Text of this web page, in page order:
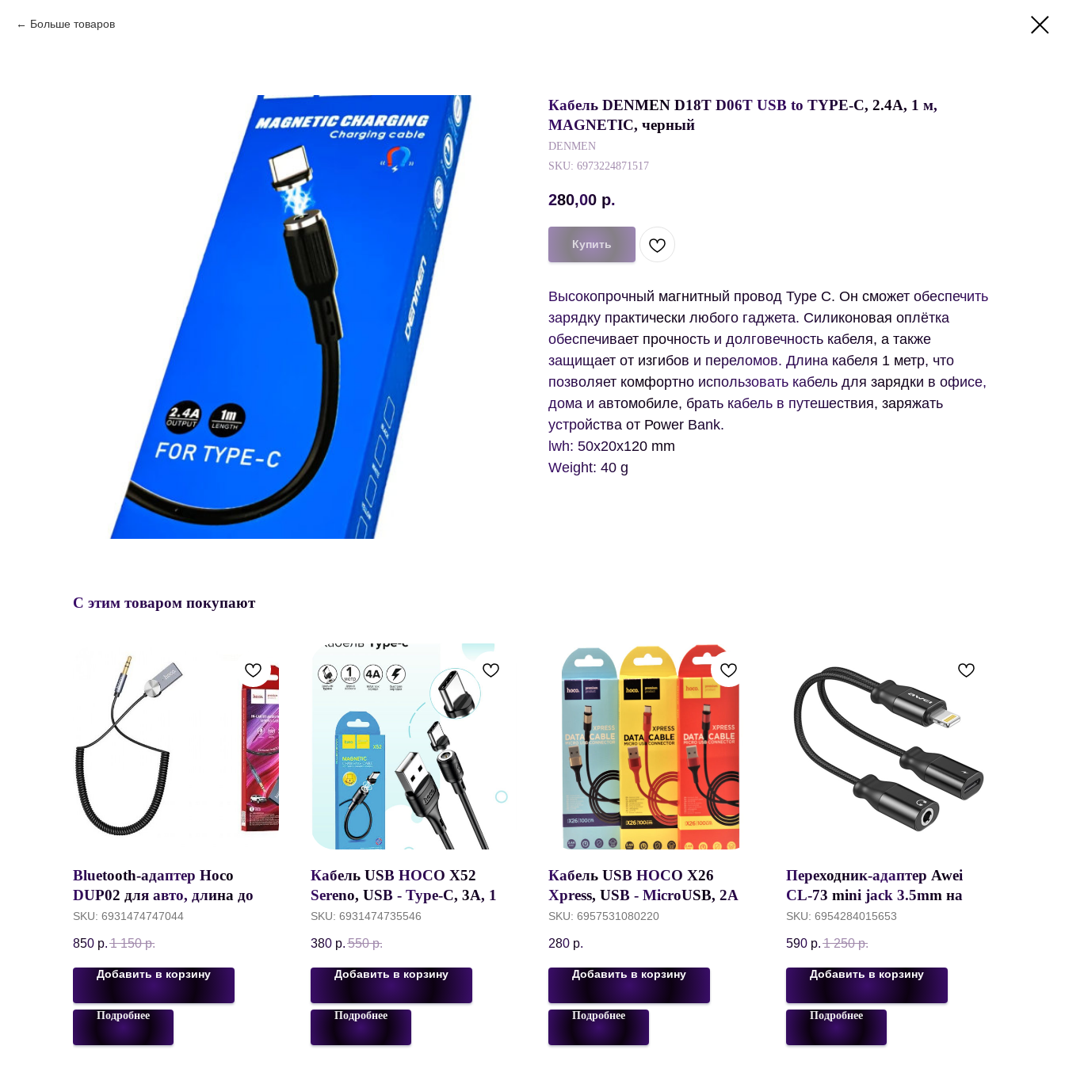
Больше товаров
Кабель DENMEN D18T D06T USB to TYPE-C, 2.4A, 1 м,
MAGNETIC, черный
DENMEN
SKU: 6973224871517
280,00 р.
Купить
Высокопрочный магнитный провод Type C. Он сможет обеспечить
зарядку практически любого гаджета. Силиконовая оплётка
обеспечивает прочность и долговечность кабеля, а также
защищает от изгибов и переломов. Длина кабеля 1 метр, что
позволяет комфортно использовать кабель для зарядки в офисе,
дома и автомобиле, брать кабель в путешествия, заряжать
устройства от Роwer Bank.
lwh: 50x20x120 mm
Weight: 40 g
С этим товаром покупают
Bluetooth-адаптер Hoco
DUP02 для авто, длина до 1,5
метра, черно-серый
SKU: 6931474747044
850 р. 1 150 р.
Добавить в корзину
Подробнее
Кабель USB HOCO X52
Sereno, USB - Type-C, 3А, 1 м,
черный, с магнитным
выходом
SKU: 6931474735546
380 р. 550 р.
Добавить в корзину
Подробнее
Кабель USB HOCO X26
Xpress, USB - MicroUSB, 2А, 1
м, черный+красный
SKU: 6957531080220
280 р.
Добавить в корзину
Подробнее
Переходник-адаптер Awei
CL-73 mini jack 3.5mm на
Apple lightning (iPhone, iPad),
Черный
SKU: 6954284015653
590 р. 1 250 р.
Добавить в корзину
Подробнее